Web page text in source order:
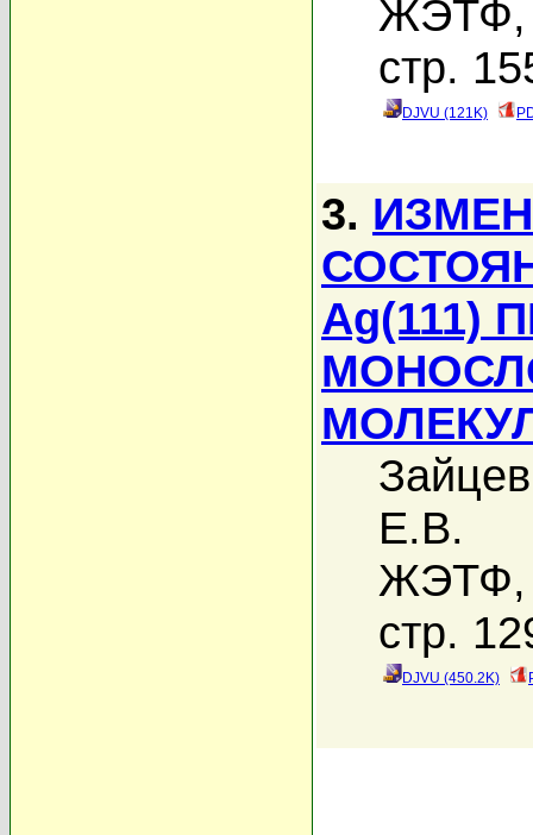
ЖЭТФ,
стр.
DJVU (121K)
3.
Ag(111)
Е.В.
ЖЭТФ,
стр.
DJVU (450.2K)